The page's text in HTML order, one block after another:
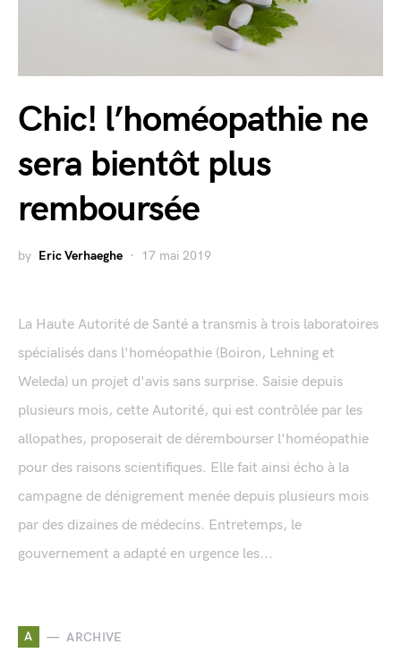
Chic! l’homéopathie ne
sera bientôt plus
remboursée
by Eric Verhaeghe 17 mai 2019
La Haute Autorité de Santé a transmis à trois laboratoires
spécialisés dans l'homéopathie (Boiron, Lehning et
Weleda) un projet d'avis sans surprise. Saisie depuis
plusieurs mois, cette Autorité, qui est contrôlée par les
allopathes, proposerait de dérembourser l'homéopathie
pour des raisons scientifiques. Elle fait ainsi écho à la
campagne de dénigrement menée depuis plusieurs mois
par des dizaines de médecins. Entretemps, le
gouvernement a adapté en urgence les...
A ARCHIVE